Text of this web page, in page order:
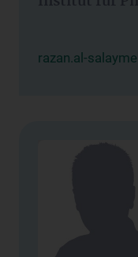
razan.al-